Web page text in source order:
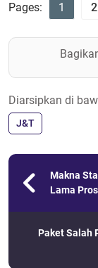
Pages:
1 2
Diarsipkan di
J&T
Makna
Lama
Paket Salah